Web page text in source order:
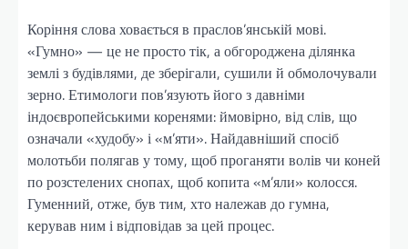
Коріння слова ховається в праслов’янській мові.
«Гумно» — це не просто тік, а обгороджена ділянка
землі з будівлями, де зберігали, сушили й обмолочували
зерно. Етимологи пов’язують його з давніми
індоєвропейськими коренями: ймовірно, від слів, що
означали «худобу» і «м’яти». Найдавніший спосіб
молотьби полягав у тому, щоб проганяти волів чи коней
по розстелених снопах, щоб копита «м’яли» колосся.
Гуменний, отже, був тим, хто належав до гумна,
керував ним і відповідав за цей процес.